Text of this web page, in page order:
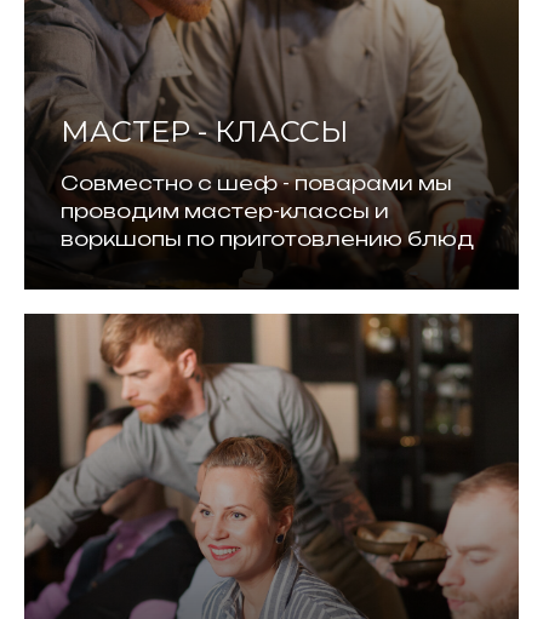
МАСТЕР - КЛАССЫ
Совместно с шеф - поварами мы
проводим мастер-классы и
воркшопы по приготовлению блюд